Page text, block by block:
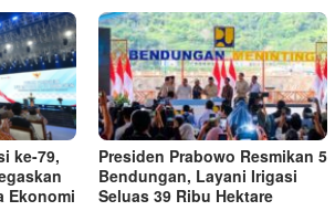
ke-79,
Ekonomi
Presiden Prabowo Resmikan 5
Bendungan, Layani Irigasi
Seluas 39 Ribu Hektare